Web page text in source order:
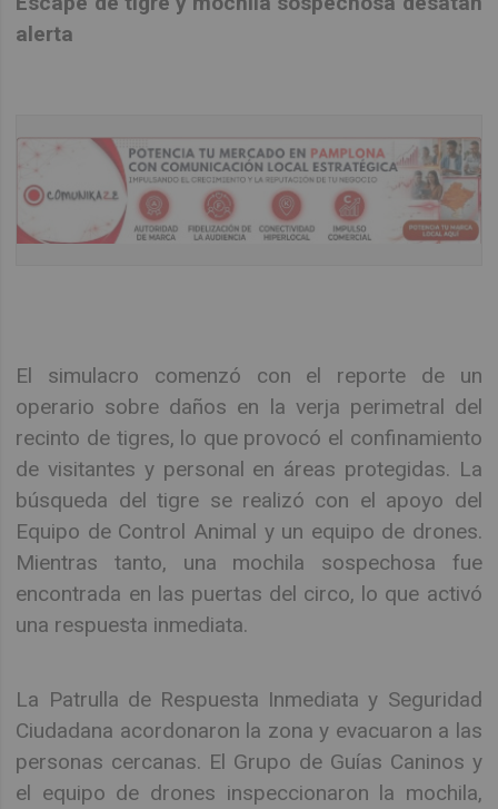
alerta
El simulacro comenzó con el reporte de un
operario sobre daños en la verja perimetral del
recinto de tigres, lo que provocó el confinamiento
de visitantes y personal en áreas protegidas. La
búsqueda del tigre se realizó con el apoyo del
Equipo de Control Animal y un equipo de drones.
Mientras tanto, una mochila sospechosa fue
encontrada en las puertas del circo, lo que activó
una respuesta inmediata.
La Patrulla de Respuesta Inmediata y Seguridad
Ciudadana acordonaron la zona y evacuaron a las
personas cercanas. El Grupo de Guías Caninos y
el equipo de drones inspeccionaron la mochila,